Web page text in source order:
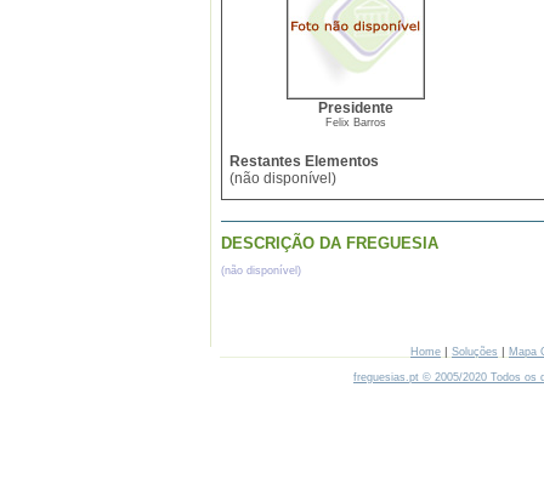
Presidente
Felix Barros
Restantes Elementos
(não disponível)
DESCRIÇÃO DA FREGUESIA
(não disponível)
Home | Soluções | Mapa
freguesias.pt © 2005/2020 Todos os